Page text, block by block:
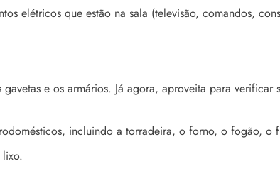
elétricos que estão na sala (televisão, comandos,
gavetas e os armários. Já agora, aproveita para
incluindo a torradeira, o forno, o fogão,
lixo.